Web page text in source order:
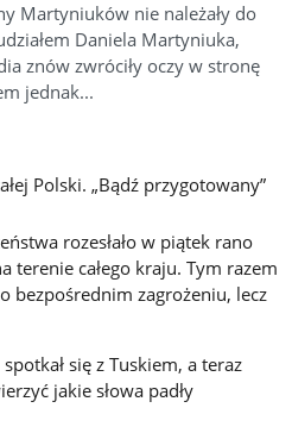
Martyniuków nie należały do
Daniela Martyniuka,
znów zwróciły oczy w stronę
jednak...
Polski. „Bądź przygotowany”
rozesłało w piątek rano
terenie całego kraju. Tym razem
bezpośrednim zagrożeniu, lecz
się z Tuskiem, a teraz
jakie słowa padły